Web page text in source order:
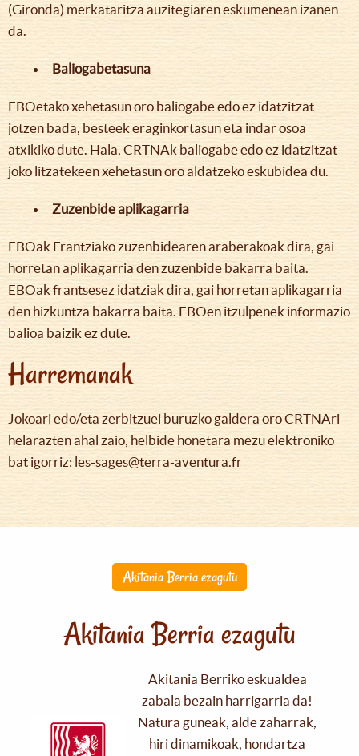
(Gironda) merkataritza auzitegiaren eskumenean izanen
da.
Baliogabetasuna
EBOetako xehetasun oro baliogabe edo ez idatzitzat
jotzen bada, besteek eraginkortasun eta indar osoa
atxikiko dute. Hala, CRTNAk baliogabe edo ez idatzitzat
joko litzatekeen xehetasun oro aldatzeko eskubidea du.
Zuzenbide aplikagarria
EBOak Frantziako zuzenbidearen araberakoak dira, gai
horretan aplikagarria den zuzenbide bakarra baita.
EBOak frantsesez idatziak dira, gai horretan aplikagarria
den hizkuntza bakarra baita. EBOen itzulpenek informazio
balioa baizik ez dute.
Harremanak
Jokoari edo/eta zerbitzuei buruzko galdera oro CRTNAri
helarazten ahal zaio, helbide honetara mezu elektroniko
bat igorriz: les-sages@terra-aventura.fr
Akitania Berria ezagutu
Akitania Berria ezagutu
Akitania Berriko eskualdea
zabala bezain harrigarria da!
Natura guneak, alde zaharrak,
hiri dinamikoak, hondartza